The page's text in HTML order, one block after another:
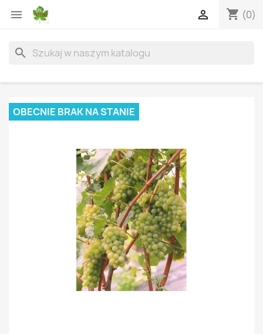
 shopping_cart (0)

search
OBECNIE BRAK NA STANIE